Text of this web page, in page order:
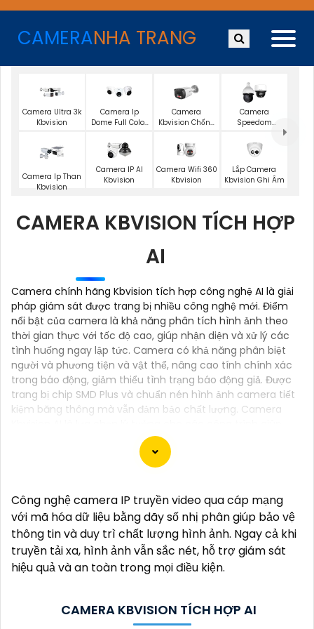
CAMERANHA TRANG
Camera Ultra 3k
Kbvision
Camera Ip
Dome Full Color
Camera
Kbvision Chống
Camera
Speedom
Camera Ip Than
Kbvision
Camera IP AI
Kbvision
Camera Wifi 360
Kbvision
Lắp Camera
Kbvision Ghi Âm
CAMERA KBVISION TÍCH HỢP
AI
Camera chính hãng Kbvision tích hợp công nghệ AI là giải
pháp giám sát được trang bị nhiều công nghệ mới. Điểm
nổi bật của camera là khả năng phân tích hình ảnh theo
thời gian thực với tốc độ cao, giúp nhận diện và xử lý các
tình huống ngay lập tức. Camera có khả năng phân biệt
người và phương tiện và vật thể, nâng cao tính chính xác
trong báo động, giảm thiểu tình trạng báo động giả. Được
trang bị chip SMD Plus và chuẩn nén hình ảnh camera tiết
kiệm băng thông mà vẫn đảm bảo chất lượng. Camera
giám sát hiệu quả và bảo vệ an ninh.
Chào bạn, dưới đây là một số câu giới thiệu cho việc
mua Camera Kbvision với chiết khấu cao và giải
pháp phù hợp trong ngữ cảnh của một đại lý công
nghệ:
tôi để nhận ưu đãi đặc biệt và được tư vấn về giải
Công nghệ camera IP truyền video qua cáp mạng
với mã hóa dữ liệu bằng dãy số nhị phân giúp bảo vệ
thông tin và duy trì chất lượng hình ảnh. Ngay cả khi
truyền tải xa, hình ảnh vẫn sắc nét, hỗ trợ giám sát
hiệu quả và an toàn trong mọi điều kiện.
CAMERA KBVISION TÍCH HỢP AI